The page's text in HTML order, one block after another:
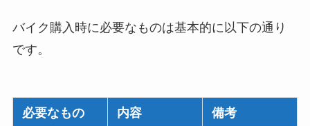
バイク購入時に必要なものは基本的に以下の通り
です。
必要なもの 内容 備考